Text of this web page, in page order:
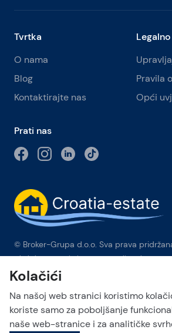
Tvrtka
O nama
Blog
Kontaktirajte nas
Legalno
Pravila
Opći
Prati nas
© Broker-Grupa d.o.o. Sva prava
Obala kneza Branimira 1, 21000 Split-Phone:
Broker-grupa d.o.o. je ekskluzivni član
Properties u Hrvatskoj. Forbes® je
se koristi pod licencom.
This site is protected by reCAPTCHA and the
Kolačići
Na našoj web stranici koristimo
koriste samo za poboljšanje
naše web-stranice i za analitičke